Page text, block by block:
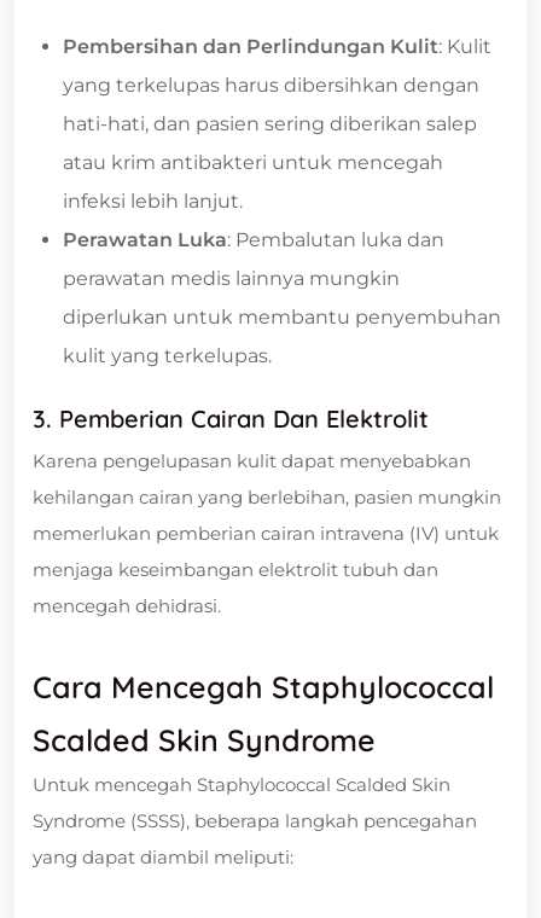
Pembersihan dan Perlindungan Kulit: Kulit
yang terkelupas harus dibersihkan dengan
hati-hati, dan pasien sering diberikan salep
atau krim antibakteri untuk mencegah
infeksi lebih lanjut.
Perawatan Luka: Pembalutan luka dan
perawatan medis lainnya mungkin
diperlukan untuk membantu penyembuhan
kulit yang terkelupas.
3. Pemberian Cairan Dan Elektrolit
Karena pengelupasan kulit dapat menyebabkan
kehilangan cairan yang berlebihan, pasien mungkin
memerlukan pemberian cairan intravena (IV) untuk
menjaga keseimbangan elektrolit tubuh dan
mencegah dehidrasi.
Cara Mencegah Staphylococcal
Scalded Skin Syndrome
Untuk mencegah Staphylococcal Scalded Skin
Syndrome (SSSS), beberapa langkah pencegahan
yang dapat diambil meliputi: